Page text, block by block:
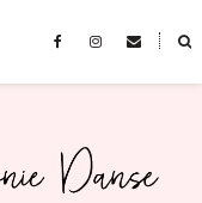
˟